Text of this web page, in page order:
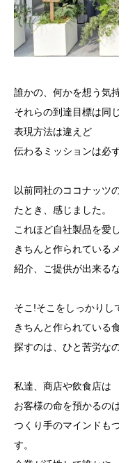
誰かの、何かを想う気
それらの到達目標は同じ
表現方法は違えど
伝わるミッションは必
以前同社のココナッツ
たとき、感じました。
これほど自社製品を愛し
きちんと作られている
紹介、ご提供が出来るな
そこ!そこをしっかりし
きちんと作られている
探すのは、ひと苦労なの
私達、商店や飲食店は
お客様の命を預かるの
つくり手のマインドも
す。